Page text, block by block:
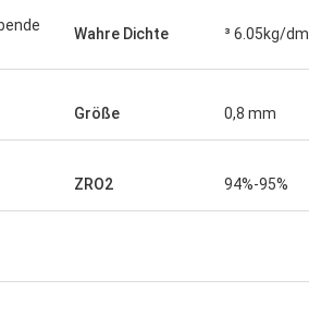
Wahre Dichte ³ 6.05kg/dm
Größe 0,8 mm
ZRO2 94%-95%